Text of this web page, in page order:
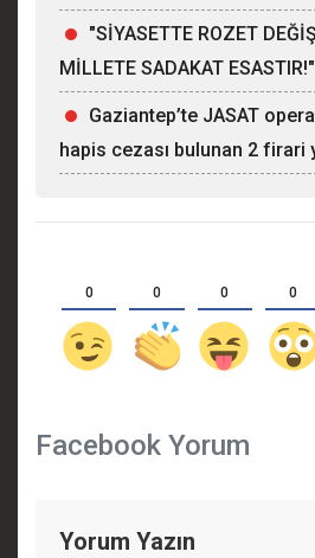
"SİYASETTE ROZET
MİLLETE SADAKAT ESASTIR!"
Gaziantep’te JASAT
hapis cezası bulunan 2 firari
0 0 0 0
Facebook Yorum
Yorum Yazın